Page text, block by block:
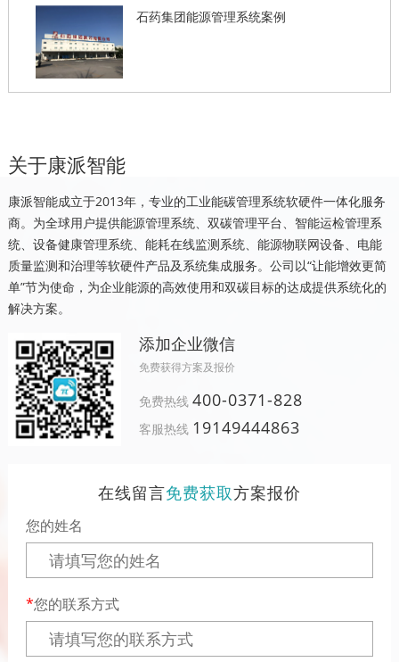
石药集团能源管理系统案例
关于康派智能
康派智能成立于2013年，专业的工业能碳管理系统软硬件一体化服务
商。为全球用户提供能源管理系统、双碳管理平台、智能运检管理系
统、设备健康管理系统、能耗在线监测系统、能源物联网设备、电能
质量监测和治理等软硬件产品及系统集成服务。公司以“让能增效更简
单”节为使命，为企业能源的高效使用和双碳目标的达成提供系统化的
解决方案。
添加企业微信
免费获得方案及报价
免费热线 400-0371-828
客服热线 19149444863
在线留言免费获取方案报价
您的姓名
您的联系方式